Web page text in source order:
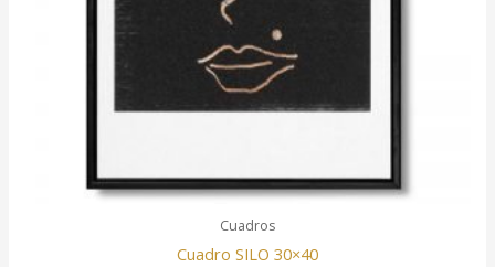
Cuadros
Cuadro SILO 30×40